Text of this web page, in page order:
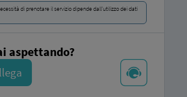
di prenotare il servizio dipende dall'utilizzo dei dati
aspettando?